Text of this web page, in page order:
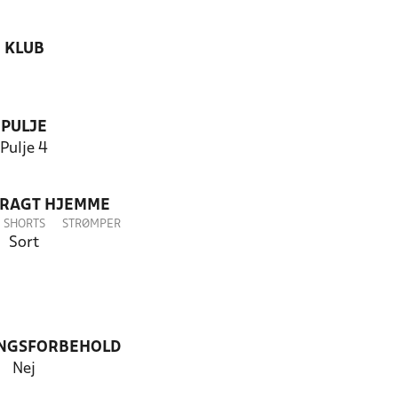
KLUB
PULJE
Pulje 4
HJEMME
SHORTS
Sort
STRØMPER
Nej